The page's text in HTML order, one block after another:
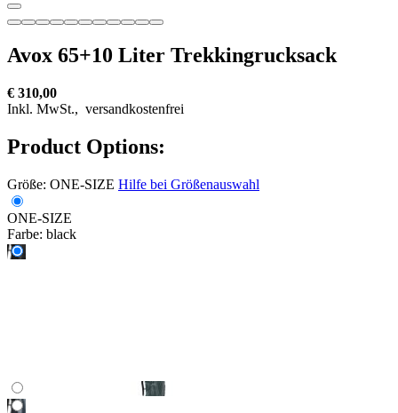
Avox 65+10 Liter Trekkingrucksack
€ 310,00
Inkl. MwSt., versandkostenfrei
Product Options:
Größe: ONE-SIZE Hilfe bei Größenauswahl
ONE-SIZE
Farbe: black